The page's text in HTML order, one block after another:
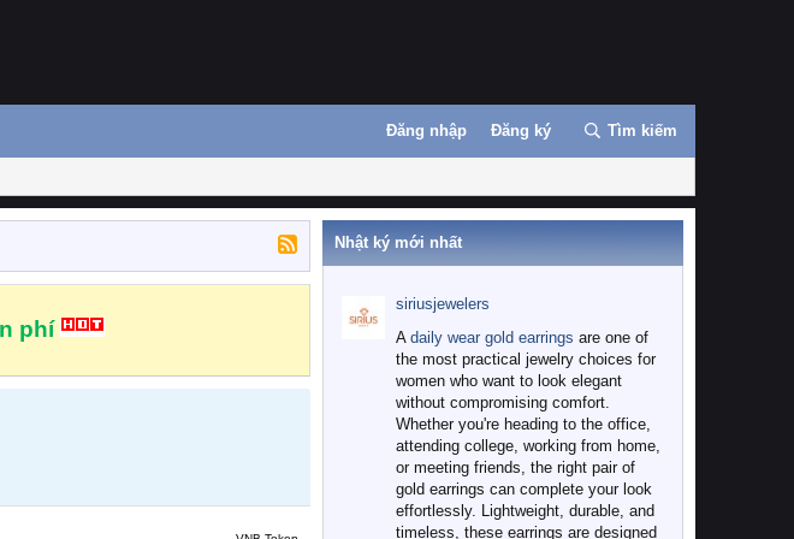
Đăng nhập Đăng ký Tìm kiếm
phí
Nhật ký mới nhất
siriusjewelers
A daily wear gold earrings are one of
the most practical jewelry choices for
women who want to look elegant
without compromising comfort.
Whether you're heading to the office,
attending college, working from home,
or meeting friends, the right pair of
gold earrings can complete your look
effortlessly. Lightweight, durable, and
timeless, these earrings are designed